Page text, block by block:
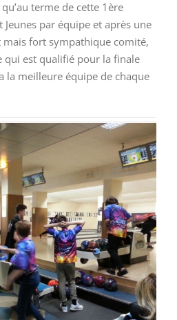
terme de cette 1ère
par équipe et après une
fort sympathique comité,
qui est qualifié pour la finale
la meilleure équipe de chaque